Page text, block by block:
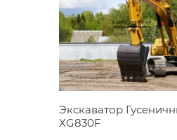
Экскаватор
XG830F